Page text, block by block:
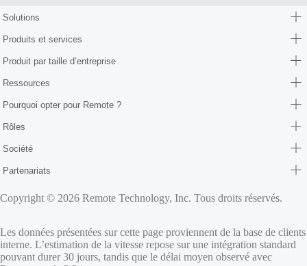
Solutions
Produits et services
Produit par taille d’entreprise
Ressources
Pourquoi opter pour Remote ?
Rôles
Société
Partenariats
Copyright © 2026 Remote Technology, Inc. Tous droits réservés.
Les données présentées sur cette page proviennent de la base de clients
interne. L’estimation de la vitesse repose sur une intégration standard
pouvant durer 30 jours, tandis que le délai moyen observé avec